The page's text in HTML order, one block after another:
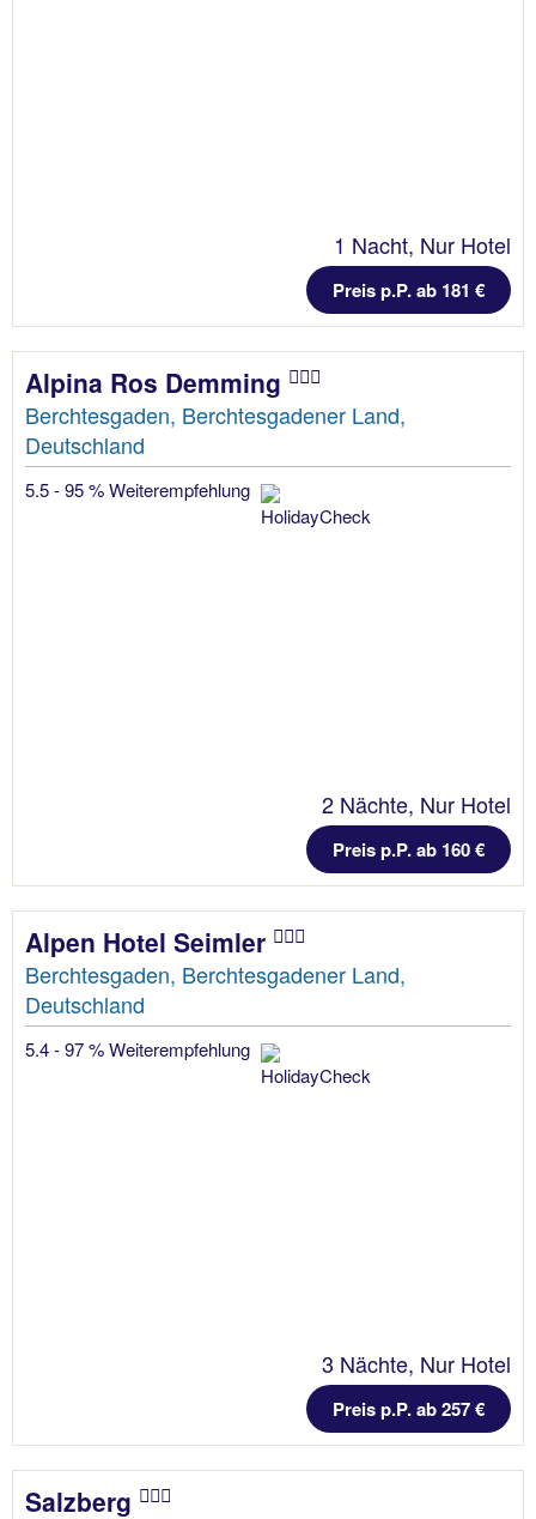
1 Nacht, Nur Hotel
Preis p.P. ab 181 €
Alpina Ros Demming
Berchtesgaden, Berchtesgadener Land,
Deutschland
5.5 - 95 % Weiterempfehlung
2 Nächte, Nur Hotel
Preis p.P. ab 160 €
Alpen Hotel Seimler
Berchtesgaden, Berchtesgadener Land,
Deutschland
5.4 - 97 % Weiterempfehlung
3 Nächte, Nur Hotel
Preis p.P. ab 257 €
Salzberg